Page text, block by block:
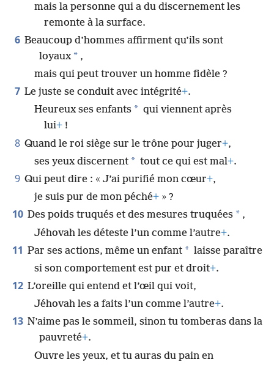
mais la personne qui a du discernement les
remonte à la surface.
6 Beaucoup d’hommes affirment qu’ils sont
loyaux * ,
mais qui peut trouver un homme fidèle ?
7 Le juste se conduit avec intégrité+.
Heureux ses enfants * qui viennent après
lui+ !
8 Quand le roi siège sur le trône pour juger+,
ses yeux discernent * tout ce qui est mal+.
9 Qui peut dire : « J’ai purifié mon cœur+,
je suis pur de mon péché+ » ?
10 Des poids truqués et des mesures truquées * ,
Jéhovah les déteste l’un comme l’autre+.
11 Par ses actions, même un enfant * laisse paraître
si son comportement est pur et droit+.
12 L’oreille qui entend et l’œil qui voit,
Jéhovah les a faits l’un comme l’autre+.
13 N’aime pas le sommeil, sinon tu tomberas dans la
pauvreté+.
Ouvre les yeux, et tu auras du pain en